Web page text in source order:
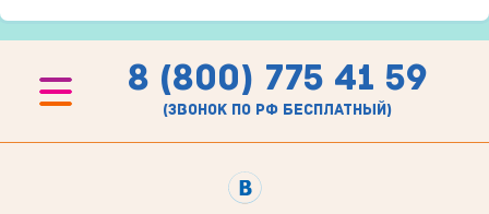
8 (800) 775 41 59
(звонок по рф бесплатный)